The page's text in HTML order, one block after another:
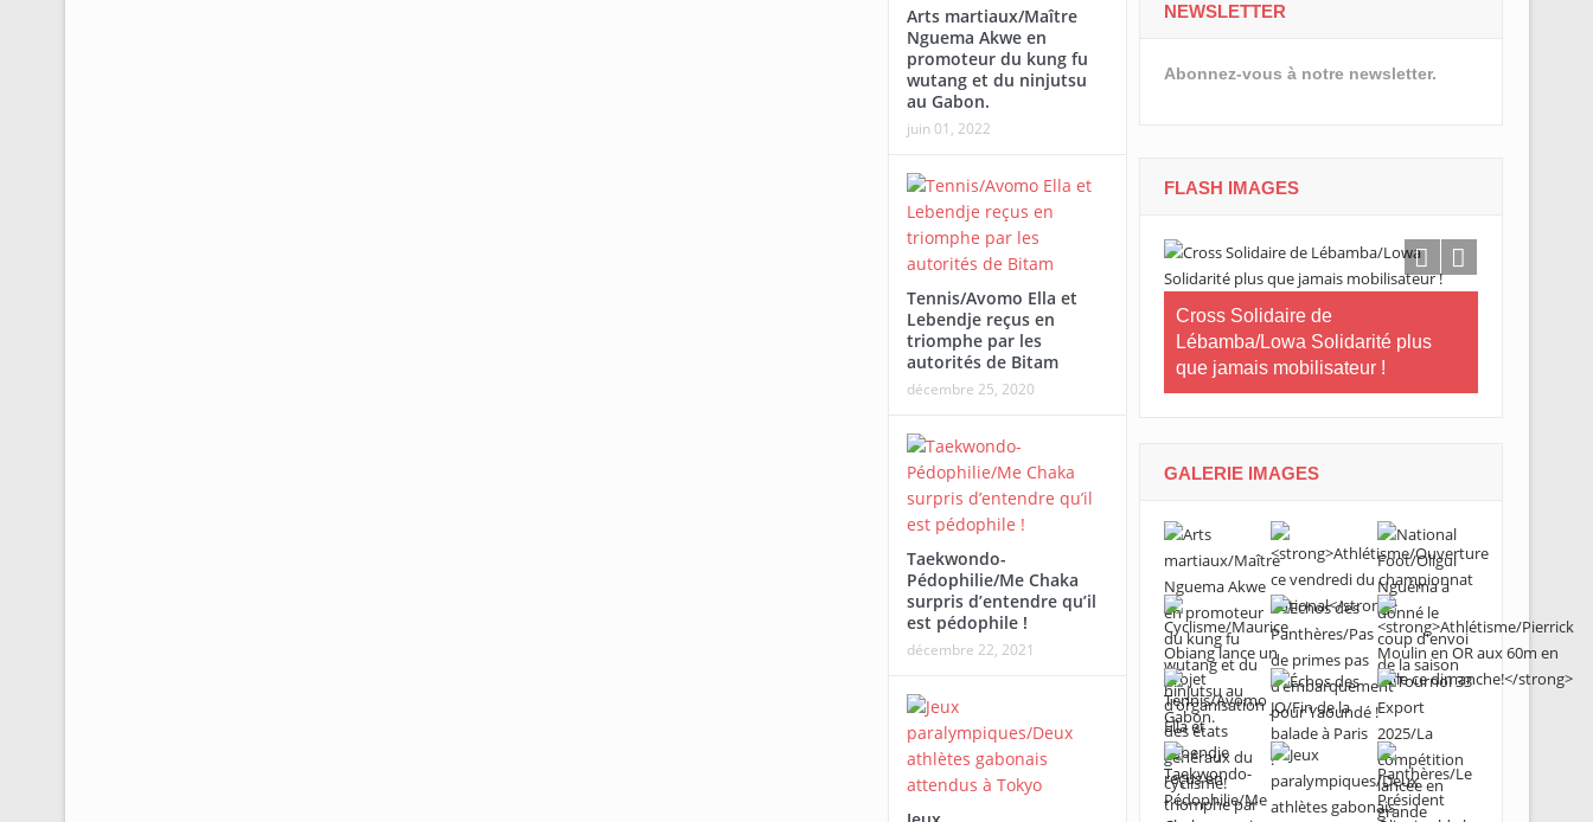
Arts martiaux/Maître
Nguema Akwe en
promoteur du kung fu
wutang et du ninjutsu
au Gabon.
juin 01, 2022
Tennis/Avomo Ella et
Lebendje reçus en
triomphe par les
autorités de Bitam
décembre 25, 2020
Taekwondo-
Pédophilie/Me Chaka
surpris d’entendre qu’il
est pédophile !
décembre 22, 2021
NEWSLETTER
Abonnez-vous à notre newsletter.
FLASH IMAGES
Afrobasbet U18-2026/Le Gabon
écrasé par le Mali
Cross Solidaire de
Lébamba/Lowa Solidarité plus
que jamais mobilisateur !
GALERIE IMAGES